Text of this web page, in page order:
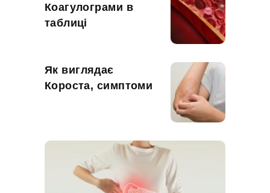
Коагулограми в
таблиці
Як виглядає
Короста, симптоми